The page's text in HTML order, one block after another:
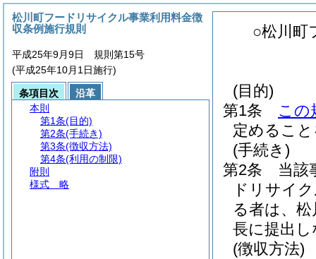
○松川町
(目的)
第1条
この
定めるこ
(手続き)
第2条
当該
ドリサイ
る者は、
長に提出
(徴収方法)
松川町フードリサイクル事業利用料金徴
収条例施行規則
平成25年9月9日 規則第15号
(平成25年10月1日施行)
条項目次
沿革
本則
第1条(目的)
第2条(手続き)
第3条(徴収方法)
第4条(利用の制限)
附則
様式 略